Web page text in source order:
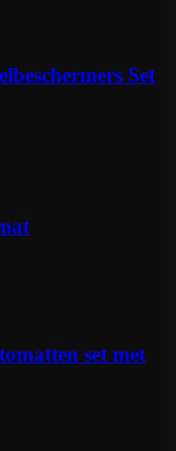
Set
set met